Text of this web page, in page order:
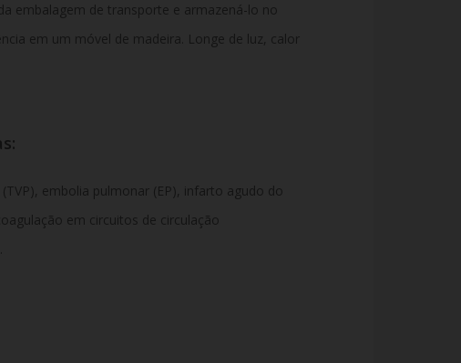
embalagem de transporte e armazená-lo no
em um móvel de madeira. Longe de luz, calor
embolia pulmonar (EP), infarto agudo do
em circuitos de circulação